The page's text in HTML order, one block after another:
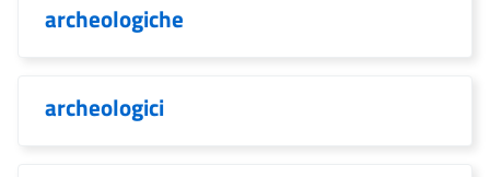
archeologiche
archeologici